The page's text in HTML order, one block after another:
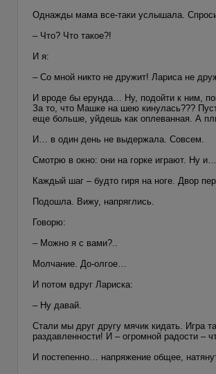
Однажды мама все-таки услышала.
– Что? Что такое?!
И я:
– Со мной никто не дружит! Лариса не
И вроде бы ерунда… Ну, подойти к ним,
За то, что Машке на шею кинулась???
еще больше, уйдешь как оплеванная. А
И… в один день не выдержала. Совсем.
Смотрю в окно: они на горке играют. Ну
Каждый шаг – будто гиря на ноге. Двор
Подошла. Вижу, напряглись.
Говорю:
– Можно я с вами?..
Молчание. До-олгое…
И потом вдруг Лариска:
– Ну давай.
Стали мы друг другу мячик кидать. Игра
раздавленности! И – огромной радости –
И постепенно… напряжение общее,